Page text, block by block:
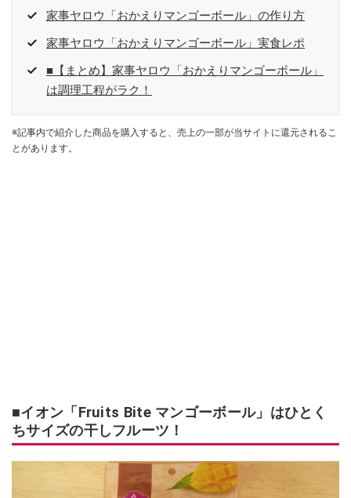
家事ヤロウ「おかえりマンゴーボール」の作り方
家事ヤロウ「おかえりマンゴーボール」実食レポ
■【まとめ】家事ヤロウ「おかえりマンゴーボール」
は調理工程がラク！
※記事内で紹介した商品を購入すると、売上の一部が当サイトに還元されるこ
とがあります。
■イオン「Fruits Bite マンゴーボール」はひとく
ちサイズの干しフルーツ！